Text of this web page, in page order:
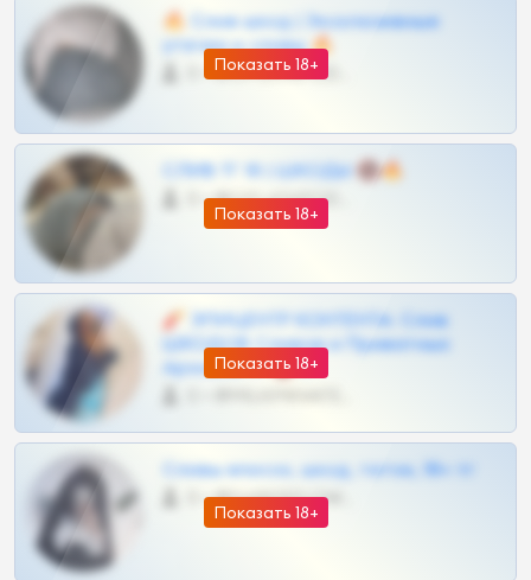
Показать 18+
🔥 Слив шкод | Эксклюзивные
утечки и сливы 🔥
0 •
Показать 18+
СЛИВ ТГ 18 | ШКОДЫ 🔞🔥
0 •
Показать 18+
🧨 ЭПИЦЕНТР КОНТЕНТА: Слив
ШКОДОВ Сливов и Приватных
Архивов ТГ 🔞💎
Показать 18+
Сливы вписок, шкод, теток, 18+ тг
0 •